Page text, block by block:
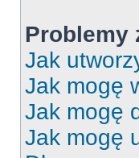
Problemy
Jak
Jak mogę
Jak mogę
Jak mogę